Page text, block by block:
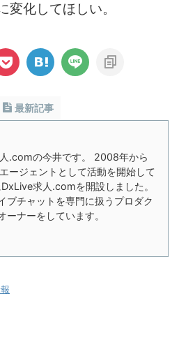
変化してほしい。
最新記事
.comの今井です。 2008年から
ージェントとして活動を開始して
求人.comを開設しました。
ブチャットを専門に扱うプロダク
ーナーをしています。